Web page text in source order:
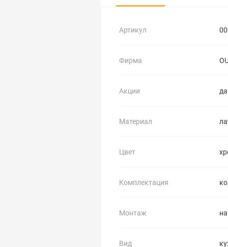
Артикул
Фирма
Акции да
Материал
Цвет
Комплектация
Монтаж
Вид